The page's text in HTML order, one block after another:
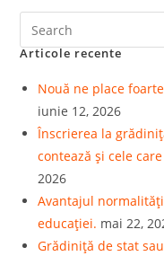
Articole recente
Nouă ne place
iunie 12, 2026
Înscrierea la
contează și cele
2026
Avantajul
educației. mai 22,
Grădiniță de stat